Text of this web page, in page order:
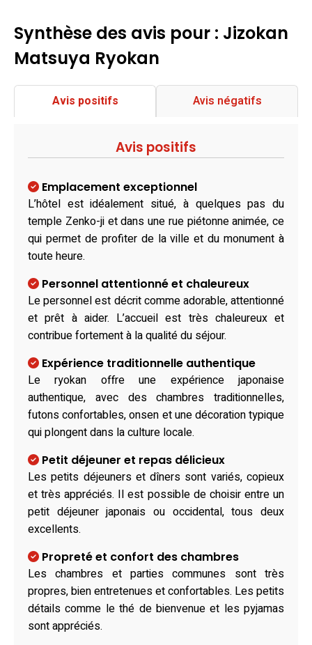
Synthèse des avis pour : Jizokan
Matsuya Ryokan
Avis positifs Avis négatifs
Avis positifs
Emplacement exceptionnel
L’hôtel est idéalement situé, à quelques pas du
temple Zenko-ji et dans une rue piétonne animée, ce
qui permet de profiter de la ville et du monument à
toute heure.
Personnel attentionné et chaleureux
Le personnel est décrit comme adorable, attentionné
et prêt à aider. L’accueil est très chaleureux et
contribue fortement à la qualité du séjour.
Expérience traditionnelle authentique
Le ryokan offre une expérience japonaise
authentique, avec des chambres traditionnelles,
futons confortables, onsen et une décoration typique
qui plongent dans la culture locale.
Petit déjeuner et repas délicieux
Les petits déjeuners et dîners sont variés, copieux
et très appréciés. Il est possible de choisir entre un
petit déjeuner japonais ou occidental, tous deux
excellents.
Propreté et confort des chambres
Les chambres et parties communes sont très
propres, bien entretenues et confortables. Les petits
détails comme le thé de bienvenue et les pyjamas
sont appréciés.